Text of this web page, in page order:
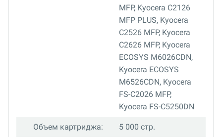
MFP, Kyocera C2126
MFP PLUS, Kyocera
C2526 MFP, Kyocera
C2626 MFP, Kyocera
ECOSYS M6026CDN,
Kyocera ECOSYS
M6526CDN, Kyocera
FS-C2026 MFP,
Kyocera FS-C5250DN
Объем картриджа: 5 000 стр.